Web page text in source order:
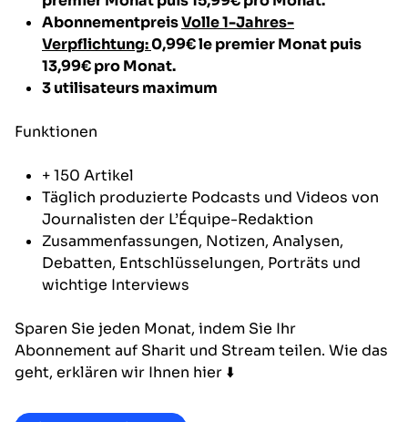
AbonnementpreisVolle 1-Jahres-
Verpflichtung:0,99€ le premier Monat puis
13,99€ pro Monat.
3 utilisateurs maximum
Funktionen
+ 150 Artikel
Täglich produzierte Podcasts und Videos von
Journalisten der L’Équipe-Redaktion
Zusammenfassungen, Notizen, Analysen,
Debatten, Entschlüsselungen, Porträts und
wichtige Interviews
Sparen Sie jeden Monat, indem Sie Ihr
Abonnement auf Sharit und Stream teilen. Wie das
geht, erklären wir Ihnen hier ⬇️